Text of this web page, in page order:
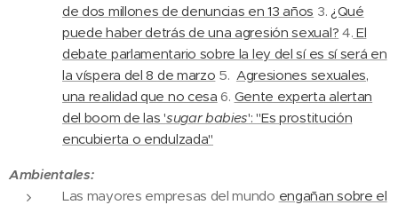
de dos millones de denuncias en 13 años 3. ¿Qué
puede haber detrás de una agresión sexual? 4. El
debate parlamentario sobre la ley del sí es sí será en
la víspera del 8 de marzo 5. Agresiones sexuales,
una realidad que no cesa 6. Gente experta alertan
del boom de las 'sugar babies': "Es prostitución
encubierta o endulzada"
Ambientales:
Las mayores empresas del mundo engañan sobre el